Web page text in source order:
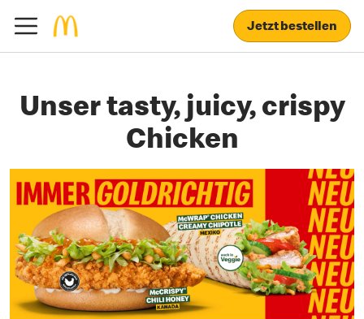
Jetzt bestellen
Unser tasty, juicy, crispy
Chicken